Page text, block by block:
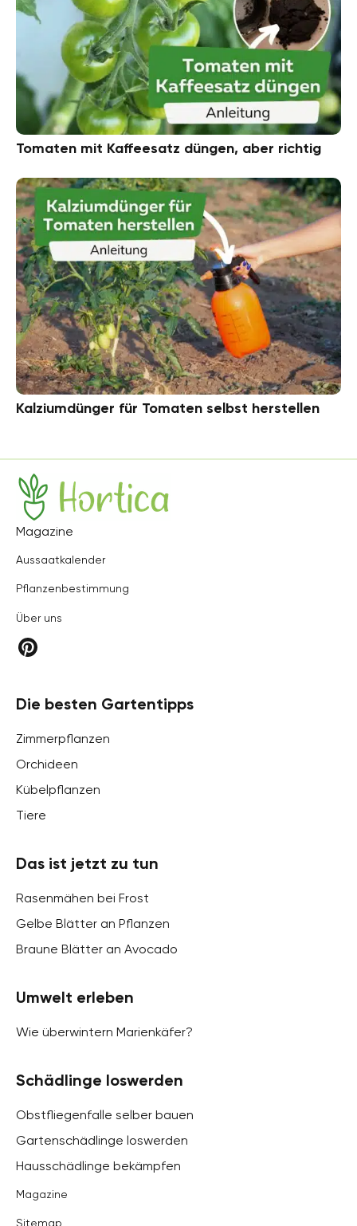
Tomaten mit Kaffeesatz düngen, aber richtig
Kalziumdünger für Tomaten selbst herstellen
Hortica
Magazine
Aussaatkalender
Pflanzenbestimmung
Über uns
Die besten Gartentipps
Zimmerpflanzen
Orchideen
Kübelpflanzen
Tiere
Das ist jetzt zu tun
Rasenmähen bei Frost
Gelbe Blätter an Pflanzen
Braune Blätter an Avocado
Umwelt erleben
Wie überwintern Marienkäfer?
Schädlinge loswerden
Obstfliegenfalle selber bauen
Gartenschädlinge loswerden
Hausschädlinge bekämpfen
Magazine
Sitemap